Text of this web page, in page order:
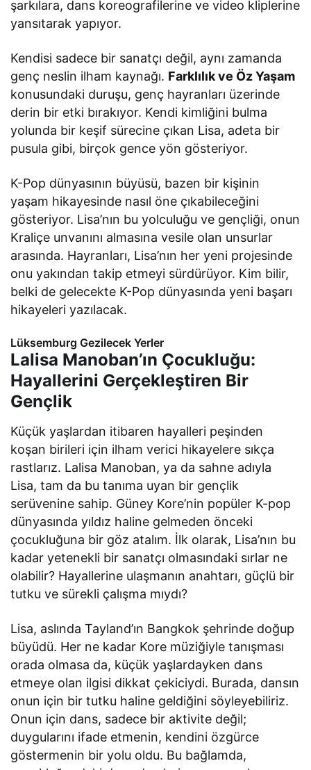
şarkılara, dans koreografilerine ve video kliplerine
yansıtarak yapıyor.
Kendisi sadece bir sanatçı değil, aynı zamanda
genç neslin ilham kaynağı. Farklılık ve Öz Yaşam
konusundaki duruşu, genç hayranları üzerinde
derin bir etki bırakıyor. Kendi kimliğini bulma
yolunda bir keşif sürecine çıkan Lisa, adeta bir
pusula gibi, birçok gence yön gösteriyor.
K-Pop dünyasının büyüsü, bazen bir kişinin
yaşam hikayesinde nasıl öne çıkabileceğini
gösteriyor. Lisa’nın bu yolculuğu ve gençliği, onun
Kraliçe unvanını almasına vesile olan unsurlar
arasında. Hayranları, Lisa’nın her yeni projesinde
onu yakından takip etmeyi sürdürüyor. Kim bilir,
belki de gelecekte K-Pop dünyasında yeni başarı
hikayeleri yazılacak.
Lüksemburg Gezilecek Yerler
Lalisa Manoban’ın Çocukluğu:
Hayallerini Gerçekleştiren Bir
Gençlik
Küçük yaşlardan itibaren hayalleri peşinden
koşan birileri için ilham verici hikayelere sıkça
rastlarız. Lalisa Manoban, ya da sahne adıyla
Lisa, tam da bu tanıma uyan bir gençlik
serüvenine sahip. Güney Kore’nin popüler K-pop
dünyasında yıldız haline gelmeden önceki
çocukluğuna bir göz atalım. İlk olarak, Lisa’nın bu
kadar yetenekli bir sanatçı olmasındaki sırlar ne
olabilir? Hayallerine ulaşmanın anahtarı, güçlü bir
tutku ve sürekli çalışma mıydı?
Lisa, aslında Tayland’ın Bangkok şehrinde doğup
büyüdü. Her ne kadar Kore müziğiyle tanışması
orada olmasa da, küçük yaşlardayken dans
etmeye olan ilgisi dikkat çekiciydi. Burada, dansın
onun için bir tutku haline geldiğini söyleyebiliriz.
Onun için dans, sadece bir aktivite değil;
duygularını ifade etmenin, kendini özgürce
göstermenin bir yolu oldu. Bu bağlamda,